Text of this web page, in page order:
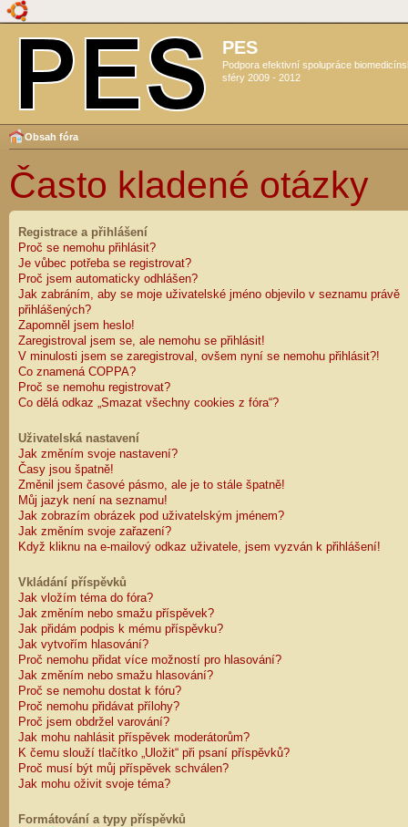
PES
Podpora efektivní spolupráce
sféry 2009 - 2012
Obsah fóra
Často kladené otázky
Registrace a přihlášení
Proč se nemohu přihlásit?
Je vůbec potřeba se registrovat?
Proč jsem automaticky odhlášen?
Jak zabráním, aby se moje uživatelské jméno objevilo v seznamu právě
přihlášených?
Zapomněl jsem heslo!
Zaregistroval jsem se, ale nemohu se přihlásit!
V minulosti jsem se zaregistroval, ovšem nyní se nemohu přihlásit?!
Co znamená COPPA?
Proč se nemohu registrovat?
Co dělá odkaz „Smazat všechny cookies z fóra“?
Uživatelská nastavení
Jak změním svoje nastavení?
Časy jsou špatně!
Změnil jsem časové pásmo, ale je to stále špatně!
Můj jazyk není na seznamu!
Jak zobrazím obrázek pod uživatelským jménem?
Jak změním svoje zařazení?
Když kliknu na e-mailový odkaz uživatele, jsem vyzván k přihlášení!
Vkládání příspěvků
Jak vložím téma do fóra?
Jak změním nebo smažu příspěvek?
Jak přidám podpis k mému příspěvku?
Jak vytvořím hlasování?
Proč nemohu přidat více možností pro hlasování?
Jak změním nebo smažu hlasování?
Proč se nemohu dostat k fóru?
Proč nemohu přidávat přílohy?
Proč jsem obdržel varování?
Jak mohu nahlásit příspěvek moderátorům?
K čemu slouží tlačítko „Uložit“ při psaní příspěvků?
Proč musí být můj příspěvek schválen?
Jak mohu oživit svoje téma?
Formátování a typy příspěvků